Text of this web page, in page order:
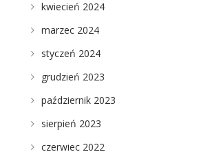
kwiecień 2024
marzec 2024
styczeń 2024
grudzień 2023
październik 2023
sierpień 2023
czerwiec 2022